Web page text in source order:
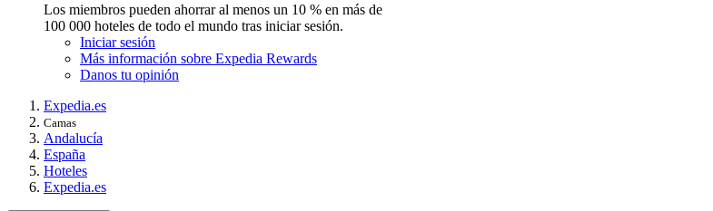
Los miembros pueden ahorrar al menos un 10 % en más de
100 000 hoteles de todo el mundo tras iniciar sesión.
Iniciar sesión
Más información sobre Expedia Rewards
Danos tu opinión
Expedia.es
Camas
Andalucía
España
Hoteles
Expedia.es